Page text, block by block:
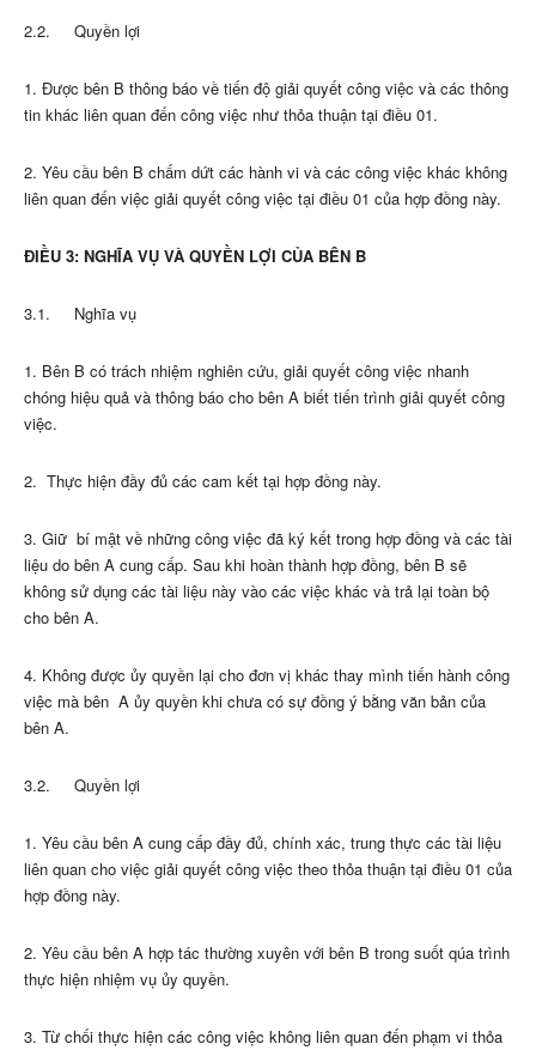
2.2. Quyền lợi
1. Được bên B thông báo về tiến độ giải quyết công việc và các thông
tin khác liên quan đến công việc như thỏa thuận tại điều 01.
2. Yêu cầu bên B chấm dứt các hành vi và các công việc khác không
liên quan đến việc giải quyết công việc tại điều 01 của hợp đồng này.
ĐIỀU 3: NGHĨA VỤ VÀ QUYỀN LỢI CỦA BÊN B
3.1. Nghĩa vụ
1. Bên B có trách nhiệm nghiên cứu, giải quyết công việc nhanh
chóng hiệu quả và thông báo cho bên A biết tiến trình giải quyết công
việc.
2. Thực hiện đầy đủ các cam kết tại hợp đồng này.
3. Giữ bí mật về những công việc đã ký kết trong hợp đồng và các tài
liệu do bên A cung cấp. Sau khi hoàn thành hợp đồng, bên B sẽ
không sử dụng các tài liệu này vào các việc khác và trả lại toàn bộ
cho bên A.
4. Không được ủy quyền lại cho đơn vị khác thay mình tiến hành công
việc mà bên A ủy quyền khi chưa có sự đồng ý bằng văn bản của
bên A.
3.2. Quyền lợi
1. Yêu cầu bên A cung cấp đầy đủ, chính xác, trung thực các tài liệu
liên quan cho việc giải quyết công việc theo thỏa thuận tại điều 01 của
hợp đồng này.
2. Yêu cầu bên A hợp tác thường xuyên với bên B trong suốt qúa trình
thực hiện nhiệm vụ ủy quyền.
3. Từ chối thực hiện các công việc không liên quan đến phạm vi thỏa